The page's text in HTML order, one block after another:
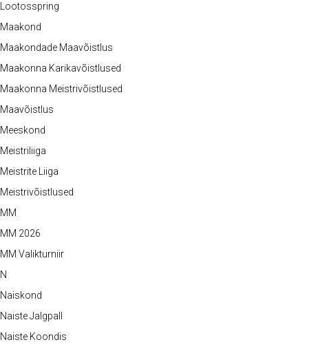
Lootosspring
Maakond
Maakondade Maavõistlus
Maakonna Karikavõistlused
Maakonna Meistrivõistlused
Maavõistlus
Meeskond
Meistriliiga
Meistrite Liiga
Meistrivõistlused
MM
MM 2026
MM Valikturniir
N
Naiskond
Naiste Jalgpall
Naiste Koondis